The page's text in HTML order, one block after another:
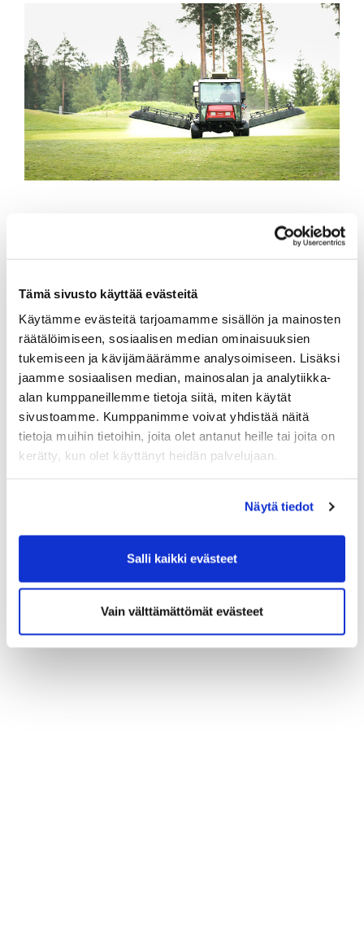
Tämä sivusto käyttää evästeitä
Käytämme evästeitä tarjoamamme sisällön ja mainosten
räätälöimiseen, sosiaalisen median ominaisuuksien
tukemiseen ja kävijämäärämme analysoimiseen. Lisäksi
jaamme sosiaalisen median, mainosalan ja analytiikka-
alan kumppaneillemme tietoja siitä, miten käytät
sivustoamme. Kumppanimme voivat yhdistää näitä
tietoja muihin tietoihin, joita olet antanut heille tai joita on
kerätty, kun olet käyttänyt heidän palvelujaan.
Näytä tiedot
Salli kaikki evästeet
Vain välttämättömät evästeet